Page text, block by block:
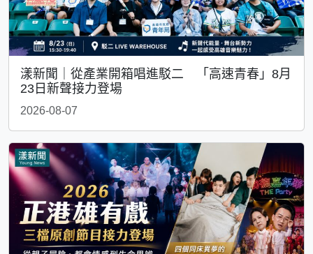
漾新聞｜從產業開箱唱進駁二 「高速青春」8月
23日新聲接力登場
2026-08-07